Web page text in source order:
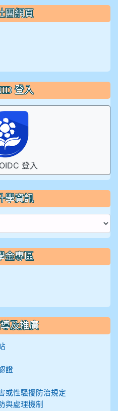
團網頁
登入
登入
學資訊
金專區
及推廣
證
或性騷擾防治規定
與處理機制